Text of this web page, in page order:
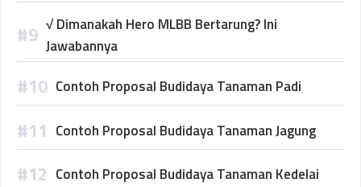
√ Dimanakah Hero MLBB Bertarung? Ini
Jawabannya
Contoh Proposal Budidaya Tanaman Padi
Contoh Proposal Budidaya Tanaman Jagung
Contoh Proposal Budidaya Tanaman Kedelai